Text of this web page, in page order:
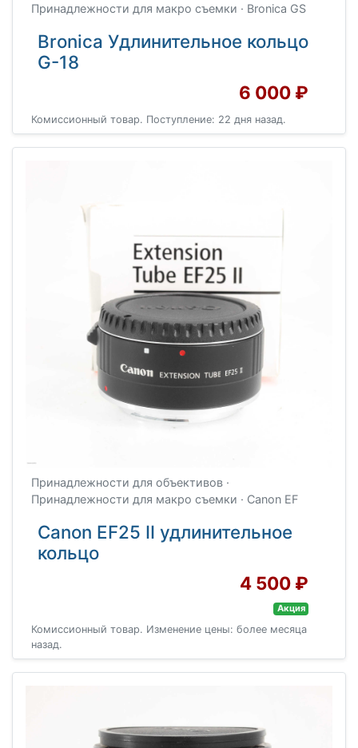
Принадлежности для макро съемки · Bronica GS
Bronica Удлинительное кольцо
G-18
6 000 ₽
Комиссионный товар. Поступление: 22 дня назад.
Принадлежности для объективов ·
Принадлежности для макро съемки · Canon EF
Canon EF25 II удлинительное
кольцо
4 500 ₽
Акция
Комиссионный товар. Изменение цены: более месяца
назад.